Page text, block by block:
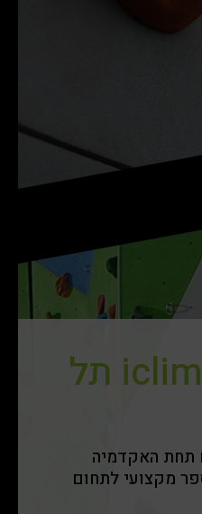
חוגים ב-iclimb תל
תחת האקדמיה
מקצועי לתחום